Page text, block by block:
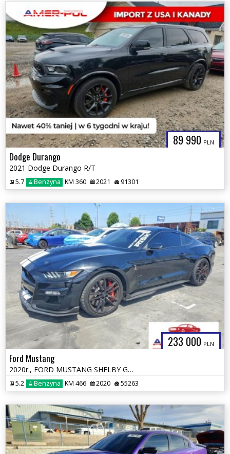
89 990 PLN
Dodge Durango
2021 Dodge Durango R/T
5.7 Benzyna KM 360 2021 91301
233 000 PLN
Ford Mustang
2020r., FORD MUSTANG SHELBY GT500, 5.2L, od ubezpieczalni
5.2 Benzyna KM 466 2020 55263